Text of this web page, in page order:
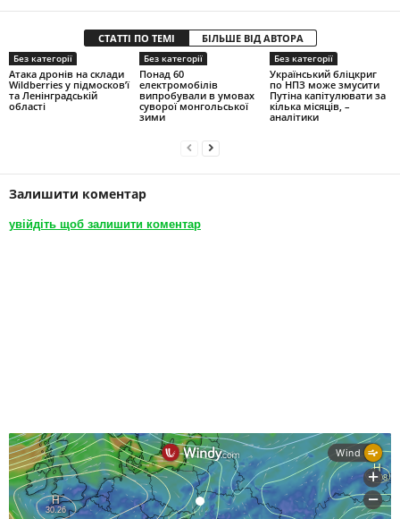
СТАТТІ ПО ТЕМІ БІЛЬШЕ ВІД АВТОРА
Без категорії
Атака дронів на склади
Wildberries у підмосков’ї
та Ленінградській
області
Без категорії
Понад 60
електромобілів
випробували в умовах
суворої монгольської
зими
Без категорії
Український бліцкриг
по НПЗ може змусити
Путіна капітулювати за
кілька місяців, –
аналітики
Залишити коментар
увійдіть щоб залишити коментар